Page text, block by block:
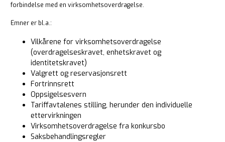
forbindelse med en virksomhetsoverdragelse.
Emner er bl.a.:
Vilkårene for virksomhetsoverdragelse
(overdragelseskravet, enhetskravet og
identitetskravet)
Valgrett og reservasjonsrett
Fortrinnsrett
Oppsigelsesvern
Tariffavtalenes stilling, herunder den individuelle
ettervirkningen
Virksomhetsoverdragelse fra konkursbo
Saksbehandlingsregler